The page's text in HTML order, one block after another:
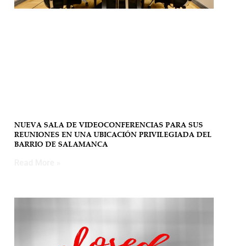
NUEVA SALA DE VIDEOCONFERENCIAS PARA SUS
REUNIONES EN UNA UBICACIÓN PRIVILEGIADA DEL
BARRIO DE SALAMANCA